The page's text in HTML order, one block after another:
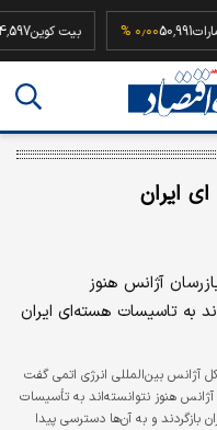
درهم امارات50,991 بیت
ایران
‌آژانس هنوز
به تاسیسات هسته‌ای ایران
آژانس بین‌المللی انرژی اتمی گفت
آژانس هنوز نتوانسته‌اند به تأسیسات
بازگردند و به آن‌ها دسترسی پیدا